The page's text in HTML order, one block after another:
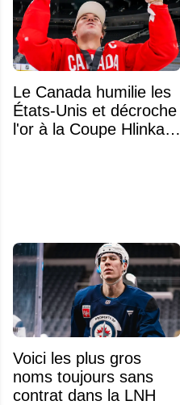
Le Canada humilie les
États-Unis et décroche
l'or à la Coupe Hlinka
Voici les plus gros
noms toujours sans
contrat dans la LNH